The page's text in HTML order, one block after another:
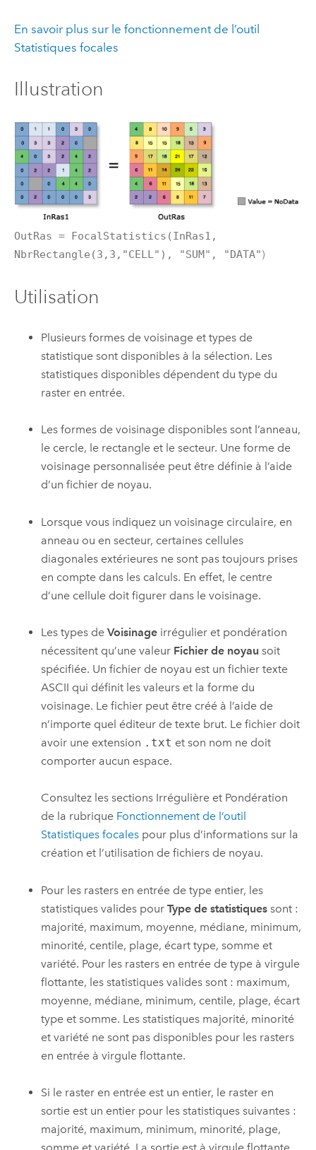
En savoir plus sur le fonctionnement de l’outil
Statistiques focales
Illustration
OutRas = FocalStatistics(InRas1,
NbrRectangle(3,3,"CELL"), "SUM", "DATA")
Utilisation
Plusieurs formes de voisinage et types de
statistique sont disponibles à la sélection. Les
statistiques disponibles dépendent du type du
raster en entrée.
Les formes de voisinage disponibles sont l’anneau,
le cercle, le rectangle et le secteur. Une forme de
voisinage personnalisée peut être définie à l’aide
d’un fichier de noyau.
Lorsque vous indiquez un voisinage circulaire, en
anneau ou en secteur, certaines cellules
diagonales extérieures ne sont pas toujours prises
en compte dans les calculs. En effet, le centre
d’une cellule doit figurer dans le voisinage.
Les types deVoisinage irrégulier et pondération
nécessitent qu’une valeur Fichier de noyau soit
spécifiée. Un fichier de noyau est un fichier texte
ASCII qui définit les valeurs et la forme du
voisinage. Le fichier peut être créé à l’aide de
n’importe quel éditeur de texte brut. Le fichier doit
avoir une extension .txt et son nom ne doit
comporter aucun espace.
Consultez les sections Irrégulière et Pondération
de la rubrique Fonctionnement de l’outil
Statistiques focales pour plus d’informations sur la
création et l’utilisation de fichiers de noyau.
Pour les rasters en entrée de type entier, les
statistiques valides pourType de statistiques sont :
majorité, maximum, moyenne, médiane, minimum,
minorité, centile, plage, écart type, somme et
variété. Pour les rasters en entrée de type à virgule
flottante, les statistiques valides sont : maximum,
moyenne, médiane, minimum, centile, plage, écart
type et somme. Les statistiques majorité, minorité
et variété ne sont pas disponibles pour les rasters
en entrée à virgule flottante.
Si le raster en entrée est un entier, le raster en
sortie est un entier pour les statistiques suivantes :
majorité, maximum, minimum, minorité, plage,